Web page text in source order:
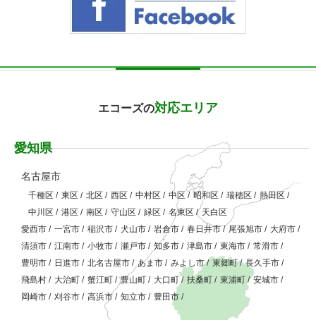
エコーズの対応エリア
愛知県
名古屋市
千種区 / 東区 / 北区 / 西区 / 中村区 / 中区 / 昭和区 / 瑞穂区 / 熱田区 /
中川区 / 港区 / 南区 / 守山区 / 緑区 / 名東区 / 天白区
愛西市 / 一宮市 / 稲沢市 / 犬山市 / 岩倉市 / 春日井市 / 尾張旭市 / 大府市 /
清須市 / 江南市 / 小牧市 / 瀬戸市 / 知多市 / 津島市 / 東海市 / 常滑市 /
豊明市 / 日進市 / 北名古屋市 / あま市 / みよし市/ 東郷町/ 長久手市 /
飛島村 / 大治町 / 蟹江町 / 豊山町 / 大口町/ 扶桑町 / 東浦町 / 安城市 /
岡崎市 / 刈谷市 / 高浜市 / 知立市 / 豊田市 /